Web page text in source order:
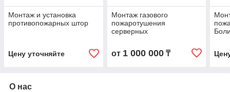
Монтаж и установка
противопожарных штор
Цену уточняйте
Монтаж газового
пожаротушения
серверных
объемом до 30 куб.м под
ключ
от 1 000 000₸
О нас